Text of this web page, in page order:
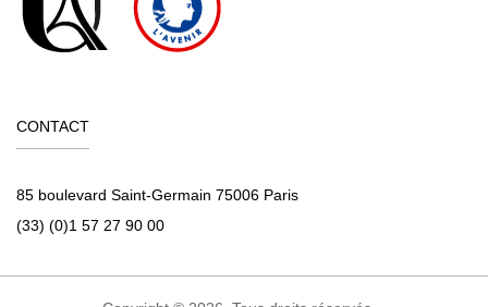
CONTACT
85 boulevard Saint-Germain 75006 Paris
(33) (0)1 57 27 90 00